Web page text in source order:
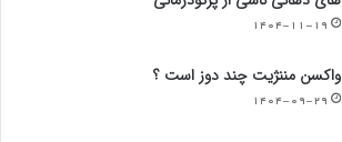
۱۴۰۴-۱۱-۱۹
واکسن مننژیت چند دوز است ؟
۱۴۰۴-۰۹-۲۹